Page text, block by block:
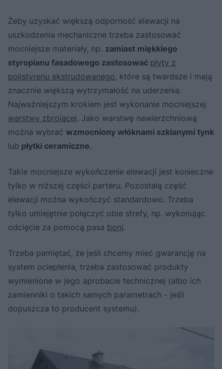
Żeby uzyskać większą odporność elewacji na
uszkodzenia mechaniczne trzeba zastosować
mocniejsze materiały, np. zamiast miękkiego
styropianu fasadowego zastosować płyty z
polistyrenu ekstrudowanego, które są twardsze i mają
znacznie większą wytrzymałość na uderzenia.
Najważniejszym krokiem jest wykonanie mocniejszej
warstwy zbrojącej. Jako warstwę nawierzchniową
można wybrać wzmocniony włóknami szklanymi tynk
lub płytki ceramiczne.
Takie mocniejsze wykończenie elewacji jest konieczne
tylko w niższej części parteru. Pozostałą część
elewacji można wykończyć standardowo. Trzeba
tylko umiejętnie połączyć obie strefy, np. wykonując
odcięcie za pomocą pasa boni.
Trzeba pamiętać, że jeśli chcemy mieć gwarancję na
system ocieplenia, trzeba zastosować produkty
wymienione w jego aprobacie technicznej (albo ich
zamienniki o takich samych parametrach - jeśli
dopuszcza to producent systemu).